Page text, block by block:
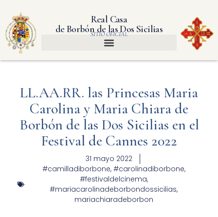
Real Casa
de Borbón de las Dos Sicilias
SITIO OFICIAL
LL.AA.RR. las Princesas Maria
Carolina y Maria Chiara de
Borbón de las Dos Sicilias en el
Festival de Cannes 2022
31 mayo 2022
#camilladiborbone, #carolinadiborbone,
#festivaldelcinema,
#mariacarolinadeborbondossicilias,
mariachiaradeborbon